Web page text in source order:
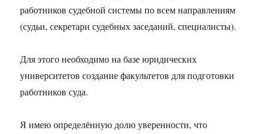
работников судебной системы по всем направлениям
(судьи, секретари судебных заседаний, специалисты).
Для этого необходимо на базе юридических
университетов создание факультетов для подготовки
работников суда.
Я имею определённую долю уверенности, что